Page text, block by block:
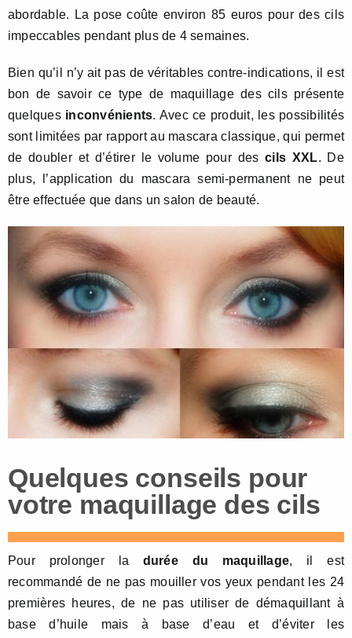
abordable. La pose coûte environ 85 euros pour des cils
impeccables pendant plus de 4 semaines.
Bien qu’il n’y ait pas de véritables contre-indications, il est
bon de savoir ce type de maquillage des cils présente
quelques inconvénients. Avec ce produit, les possibilités
sont limitées par rapport au mascara classique, qui permet
de doubler et d’étirer le volume pour descils XXL. De
plus, l’application du mascara semi-permanent ne peut
être effectuée que dans un salon de beauté.
Quelques conseils pour
votre maquillage des cils
Pour prolonger la durée du maquillage, il est
recommandé de ne pas mouiller vos yeux pendant les 24
premières heures, de ne pas utiliser de démaquillant à
base d’huile mais à base d’eau et d’éviter les